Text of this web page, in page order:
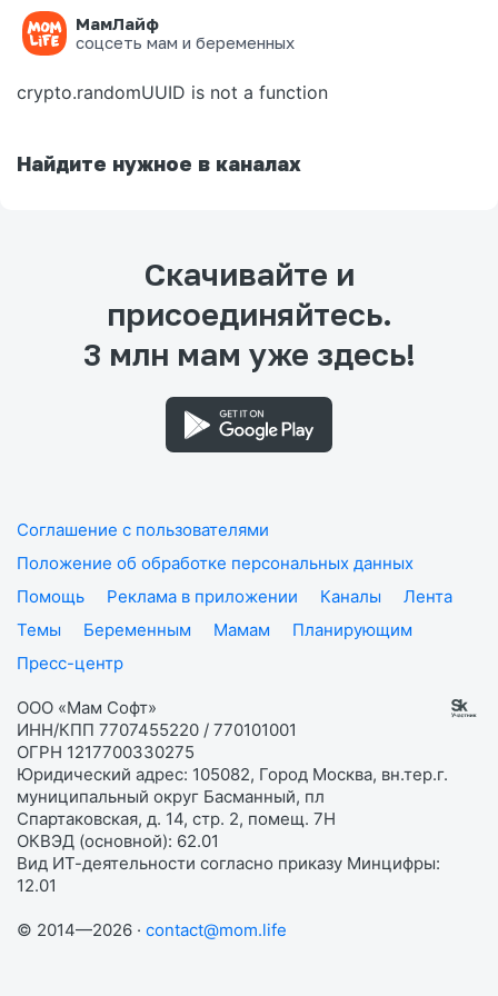
МамЛайф
соцсеть мам и беременных
Ошибка на странице
crypto.randomUUID is not a function
Найдите нужное в каналах
Скачивайте и
присоединяйтесь.
3 млн мам уже здесь!
Соглашение с пользователями
Положение об обработке персональных данных
Помощь
Реклама в приложении Каналы
Лента
Темы
Беременным Мамам
Планирующим
Пресс-центр
ООО «Мам Софт»
ИНН/КПП 7707455220 / 770101001
ОГРН 1217700330275
Юридический адрес: 105082, Город Москва, вн.тер.г.
муниципальный округ Басманный, пл
Спартаковская, д. 14, стр. 2, помещ. 7Н
ОКВЭД (основной): 62.01
Вид ИТ-деятельности согласно приказу Минцифры:
12.01
© 2014—2026 · contact@mom.life